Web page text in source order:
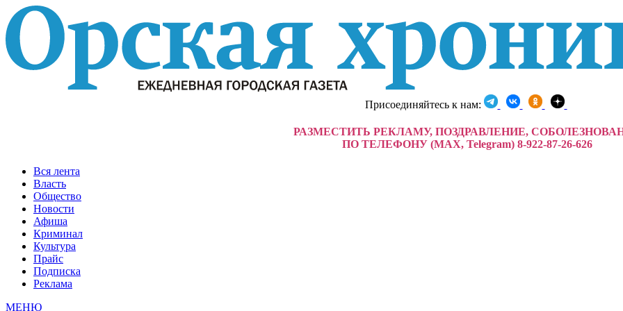
Присоединяйтесь к нам:
РАЗМЕСТИТЬ РЕКЛАМУ, ПОЗДРАВЛЕНИЕ,
ПО ТЕЛЕФОНУ (MAX, Telegram) 8-922-87-26-626
Вся лента
Власть
Общество
Новости
Афиша
Криминал
Культура
Прайс
Подписка
Реклама
МЕНЮ